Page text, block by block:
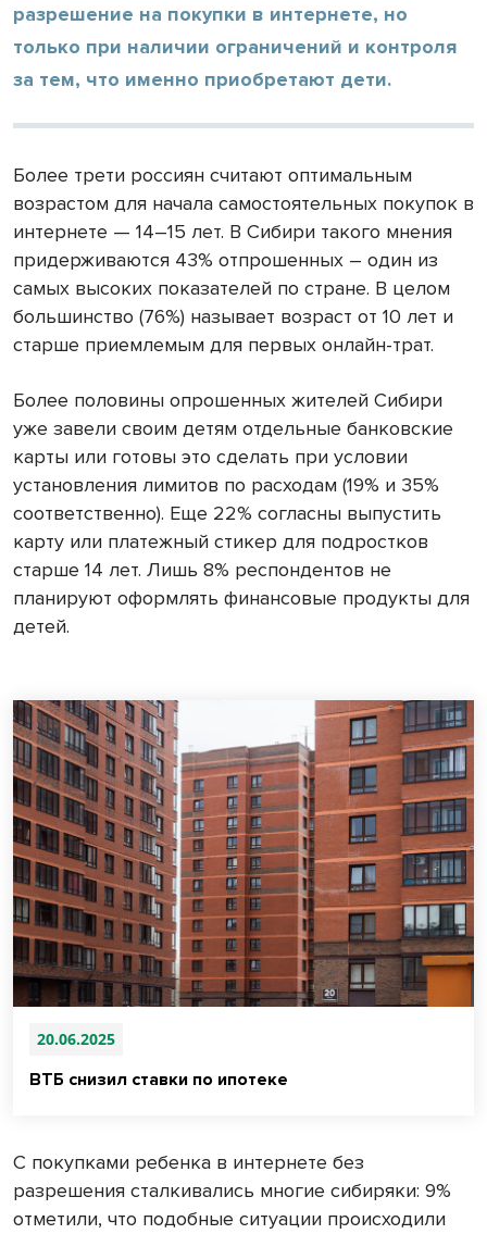
разрешение на покупки в интернете, но
только при наличии ограничений и контроля
за тем, что именно приобретают дети.
Более трети россиян считают оптимальным
возрастом для начала самостоятельных покупок в
интернете — 14–15 лет. В Сибири такого мнения
придерживаются 43% отпрошенных – один из
самых высоких показателей по стране. В целом
большинство (76%) называет возраст от 10 лет и
старше приемлемым для первых онлайн-трат.
Более половины опрошенных жителей Сибири
уже завели своим детям отдельные банковские
карты или готовы это сделать при условии
установления лимитов по расходам (19% и 35%
соответственно). Еще 22% согласны выпустить
карту или платежный стикер для подростков
старше 14 лет. Лишь 8% респондентов не
планируют оформлять финансовые продукты для
детей.
20.06.2025
ВТБ снизил ставки по ипотеке
С покупками ребенка в интернете без
разрешения сталкивались многие сибиряки: 9%
отметили, что подобные ситуации происходили